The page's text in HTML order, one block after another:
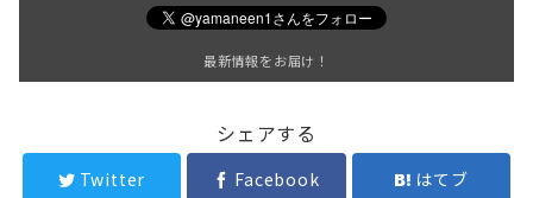
最新情報をお届け！
シェアする
Twitter Facebook はてブ